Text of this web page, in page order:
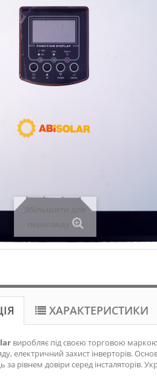
Збільшити для
ХАРАКТЕРИСТИКИ
виробляє під своєю торговою
електричний захист інверторів.
за рівнем довіри серед інсталяторів.